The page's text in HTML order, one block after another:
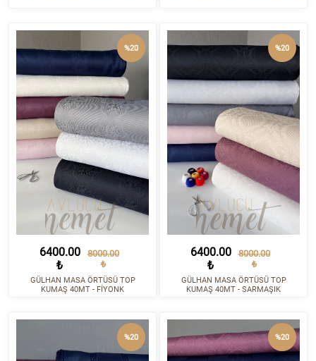
6400.00
₺
8000.00
₺
GÜLHAN MASA ÖRTÜSÜ TOP
KUMAŞ 40MT - FİYONK
%20
6400.00
₺
8000.00
₺
GÜLHAN MASA ÖRTÜSÜ TOP
KUMAŞ 40MT - SARMAŞIK
%20
%20 %20